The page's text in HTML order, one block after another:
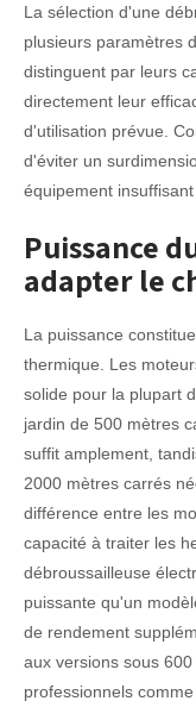
La sélection d'une
plusieurs paramètres
distinguent par leurs
directement leur
d'utilisation prévue.
d'éviter un
équipement
Puissance
adapter le
La puissance
thermique. Les
solide pour la plupart
jardin de 500 mètres
suffit amplement,
2000 mètres carrés
différence entre les
capacité à traiter les
débroussailleuse
puissante qu'un
de rendement
aux versions sous
professionnels